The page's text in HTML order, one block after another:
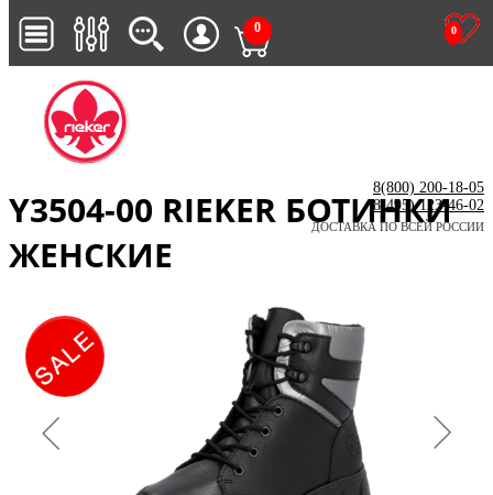
0
0
8(800) 200-18-05
8(495) 123-46-02
ДОСТАВКА ПО ВСЕЙ РОССИИ
Y3504-00 RIEKER БОТИНКИ
ЖЕНСКИЕ